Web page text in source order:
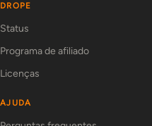
DROPE
Status
Programa de afiliado
Licenças
AJUDA